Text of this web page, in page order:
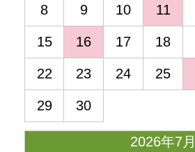
8 9 10 11
15 16 17 18
22 23 24 25
29 30
2026年7月